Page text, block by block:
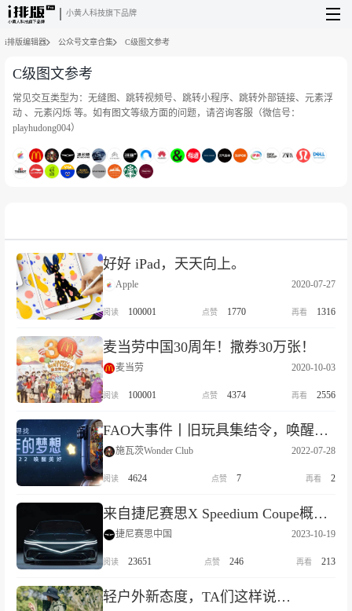
小黄人科技旗下品牌
i排版编辑器 公众号文章合集 C级图文参考
C级图文参考
常见交互类型为：无缝图、跳转视频号、跳转小程序、跳转外部链接、元素浮
动 、元素闪烁 等。如有图文等级方面的问题，请咨询客服（微信号：
playhudong004）
好好 iPad，天天向上。
Apple 2020-07-27
100001 1770 1316
麦当劳中国30周年！撒券30万张！
麦当劳 2020-10-03
100001 4374 2556
FAO大事件丨旧玩具集结令，唤醒美好就现在！
施瓦茨Wonder Club 2022-07-28
4624 7 2
来自捷尼赛思X Speedium Coupe概念车的邀约
捷尼赛思中国 2023-10-19
23651 246 213
轻户外新态度，TA们这样说…